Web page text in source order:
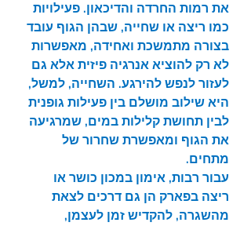
את רמות החרדה והדיכאון. פעילויות
כמו ריצה או שחייה, שבהן הגוף עובד
בצורה מתמשכת ואחידה, מאפשרות
לא רק להוציא אנרגיה פיזית אלא גם
לעזור לנפש להירגע. השחייה, למשל,
היא שילוב מושלם בין פעילות גופנית
לבין תחושת קלילות במים, שמרגיעה
את הגוף ומאפשרת שחרור של
מתחים.
עבור רבות, אימון במכון כושר או
ריצה בפארק הן גם דרכים לצאת
מהשגרה, להקדיש זמן לעצמן,